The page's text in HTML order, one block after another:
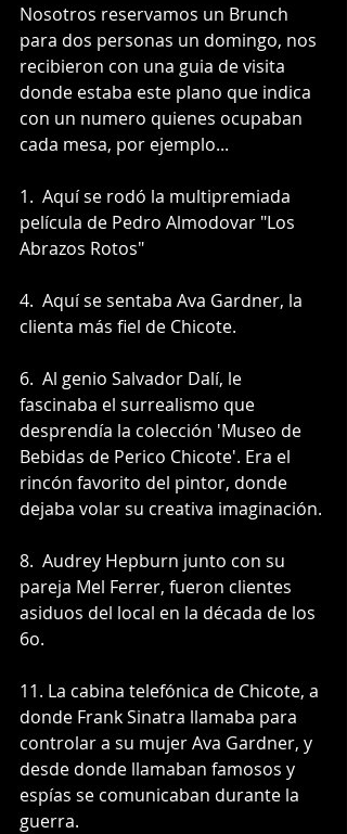
Nosotros reservamos un Brunch
para dos personas un domingo, nos
recibieron con una guia de visita
donde estaba este plano que indica
con un numero quienes ocupaban
cada mesa, por ejemplo...
1.  Aquí se rodó la multipremiada
película de Pedro Almodovar "Los
Abrazos Rotos"
4.  Aquí se sentaba Ava Gardner, la
clienta más fiel de Chicote.
6.  Al genio Salvador Dalí, le
fascinaba el surrealismo que
desprendía la colección 'Museo de
Bebidas de Perico Chicote'. Era el
rincón favorito del pintor, donde
dejaba volar su creativa imaginación.
8.  Audrey Hepburn junto con su
pareja Mel Ferrer, fueron clientes
asiduos del local en la década de los
6o.
11. La cabina telefónica de Chicote, a
donde Frank Sinatra llamaba para
controlar a su mujer Ava Gardner, y
desde donde llamaban famosos y
espías se comunicaban durante la
guerra.